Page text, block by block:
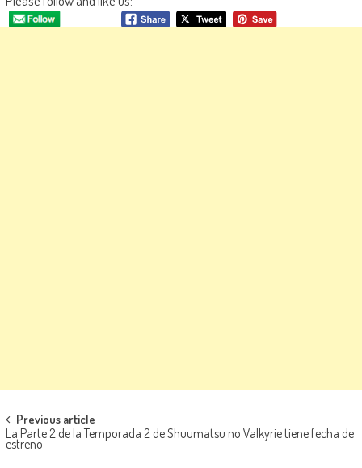
Navegación de entradas
Previous article
La Parte 2 de la Temporada 2 de Shuumatsu no Valkyrie tiene fecha de
estreno